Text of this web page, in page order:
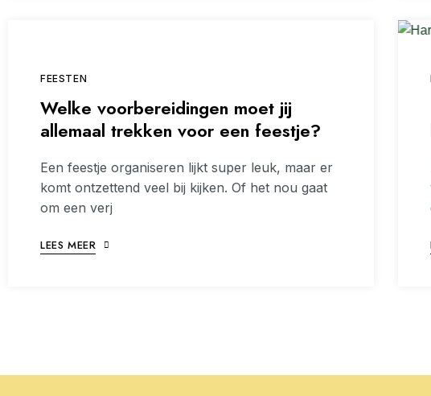
FEESTEN
Welke voorbereidingen moet jij
allemaal trekken voor een feestje?
Een feestje organiseren lijkt super leuk, maar er
komt ontzettend veel bij kijken. Of het nou gaat
om een verj
LEES MEER